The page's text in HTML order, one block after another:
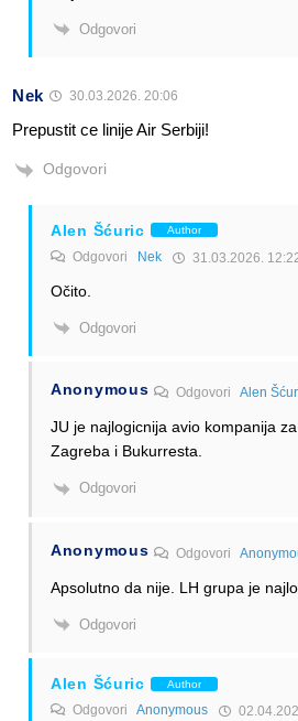
Odgovori
Nek 30.03.2026. 20:06
Prepustit ce linije Air Serbiji!
Odgovori
Alen Šćuric Author
Odgovori Nek 31.03.2026.
Očito.
Odgovori
Anonymous OdgovoriAlen
JU je najlogicnija avio kompanija
Zagreba i Bukurresta.
Odgovori
Anonymous Odgovori
Apsolutno da nije. LH grupa je
Odgovori
Alen Šćuric Author
Odgovori Anonymous